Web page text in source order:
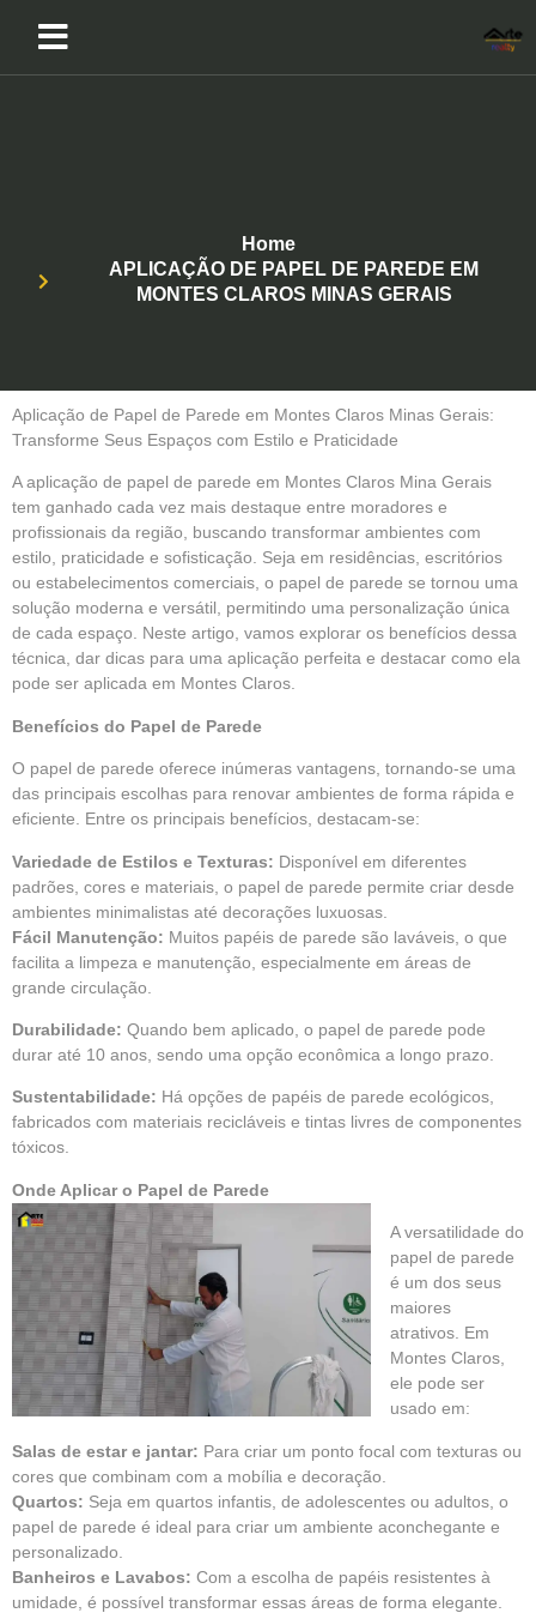
Home
APLICAÇÃO DE PAPEL DE PAREDE EM
MONTES CLAROS MINAS GERAIS
Aplicação de Papel de Parede em Montes Claros Minas Gerais:
Transforme Seus Espaços com Estilo e Praticidade
A aplicação de papel de parede em Montes Claros Mina Gerais
tem ganhado cada vez mais destaque entre moradores e
profissionais da região, buscando transformar ambientes com
estilo, praticidade e sofisticação. Seja em residências, escritórios
ou estabelecimentos comerciais, o papel de parede se tornou uma
solução moderna e versátil, permitindo uma personalização única
de cada espaço. Neste artigo, vamos explorar os benefícios dessa
técnica, dar dicas para uma aplicação perfeita e destacar como ela
pode ser aplicada em Montes Claros.
Benefícios do Papel de Parede
O papel de parede oferece inúmeras vantagens, tornando-se uma
das principais escolhas para renovar ambientes de forma rápida e
eficiente. Entre os principais benefícios, destacam-se:
Variedade de Estilos e Texturas: Disponível em diferentes
padrões, cores e materiais, o papel de parede permite criar desde
ambientes minimalistas até decorações luxuosas.
Fácil Manutenção: Muitos papéis de parede são laváveis, o que
facilita a limpeza e manutenção, especialmente em áreas de
grande circulação.
Durabilidade: Quando bem aplicado, o papel de parede pode
durar até 10 anos, sendo uma opção econômica a longo prazo.
Sustentabilidade: Há opções de papéis de parede ecológicos,
fabricados com materiais recicláveis e tintas livres de componentes
tóxicos.
Onde Aplicar o Papel de Parede
A versatilidade do
papel de parede
é um dos seus
maiores
atrativos. Em
Montes Claros,
ele pode ser
usado em:
Salas de estar e jantar: Para criar um ponto focal com texturas ou
cores que combinam com a mobília e decoração.
Quartos: Seja em quartos infantis, de adolescentes ou adultos, o
papel de parede é ideal para criar um ambiente aconchegante e
personalizado.
Banheiros e Lavabos: Com a escolha de papéis resistentes à
umidade, é possível transformar essas áreas de forma elegante.